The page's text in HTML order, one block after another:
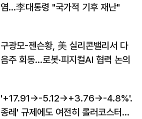
염…李대통령 "국가적 기후 재난"
구광모-젠슨황, 美 실리콘밸리서 다
음주 회동…로봇·피지컬AI 협력 논의
'+17.91→-5.12→+3.76→-4.8%'…'
종레' 규제에도 여전히 롤러코스터